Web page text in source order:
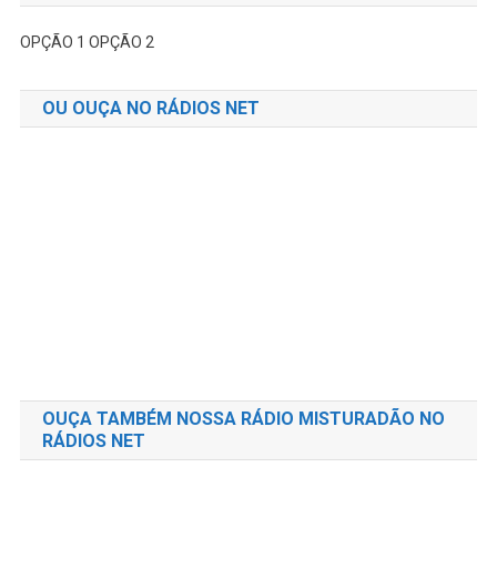
OPÇÃO 1 OPÇÃO 2
OU OUÇA NO RÁDIOS NET
OUÇA TAMBÉM NOSSA RÁDIO MISTURADÃO NO
RÁDIOS NET